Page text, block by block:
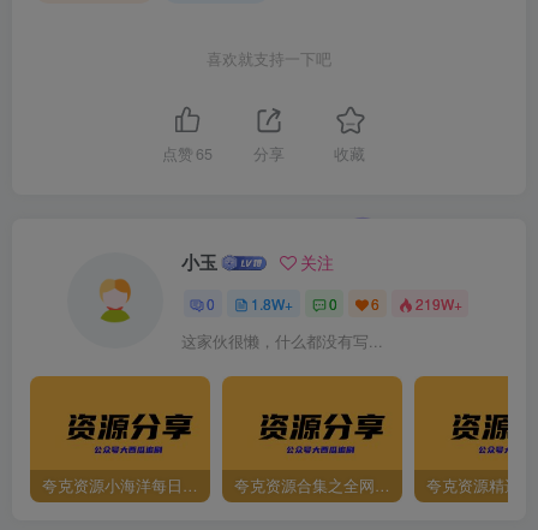
喜欢就支持一下吧
点赞 65 分享 收藏
小玉 关注
0 1.8W+ 0 6 219W+
这家伙很懒，什么都没有写...
夸克资源小海洋每日更新资源大汇总（持续更新） 夸克资源合集之全网影视 夸克资源精选